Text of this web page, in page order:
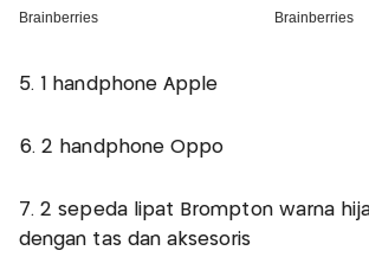
5. 1 handphone Apple
6. 2 handphone Oppo
7. 2 sepeda lipat Brompton warna
dengan tas dan aksesoris